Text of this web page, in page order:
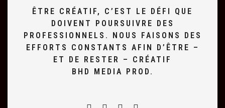
ÊTRE CRÉATIF, C’EST LE DÉFI QUE
DOIVENT POURSUIVRE DES
PROFESSIONNELS. NOUS FAISONS DES
EFFORTS CONSTANTS AFIN D’ÊTRE –
ET DE RESTER – CRÉATIF
BHD MEDIA PROD.